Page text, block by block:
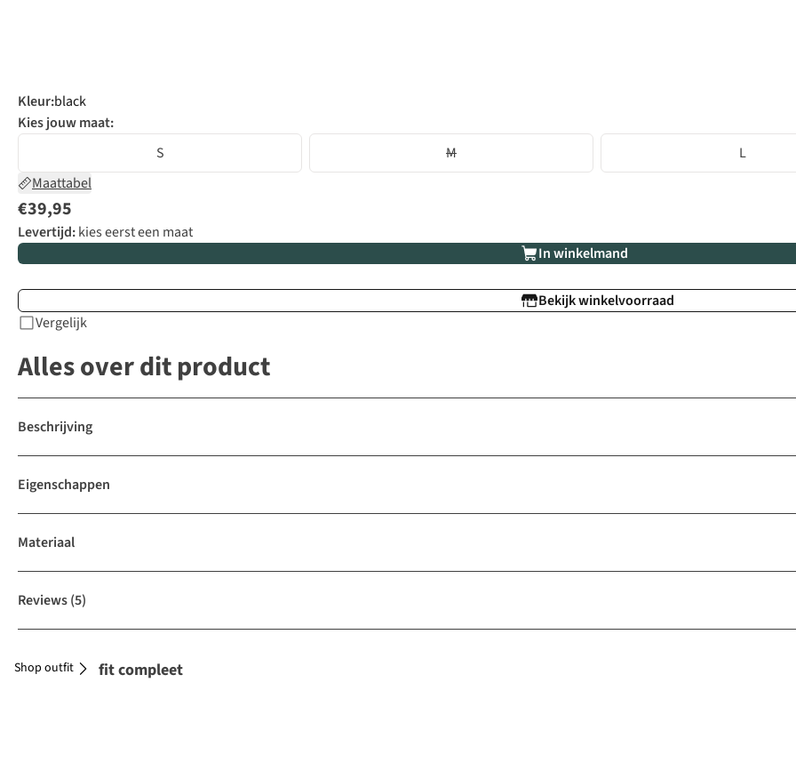
Kleur:black
Kies jouw maat:
S
M
L
Maattabel
€39,95
Levertijd:kies eerst een maat
In winkelmand
Bekijk winkelvoorraad
Vergelijk
Alles over dit product
Beschrijving
Eigenschappen
Materiaal
Reviews(5)
Maak je outfit compleet
Shop outfit